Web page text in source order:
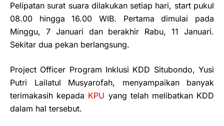
Pelipatan surat suara dilakukan setiap hari, start pukul
08.00 hingga 16.00 WIB. Pertama dimulai pada
Minggu, 7 Januari dan berakhir Rabu, 11 Januari.
Sekitar dua pekan berlangsung.
Project Officer Program Inklusi KDD Situbondo, Yusi
Putri Lailatul Musyarofah, menyampaikan banyak
terimakasih kepada KPU yang telah melibatkan KDD
dalam hal tersebut.